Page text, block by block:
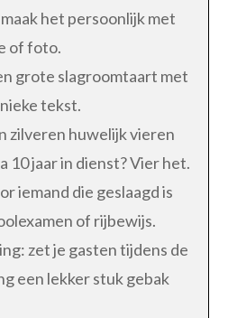
het persoonlijk met
of foto.
grote slagroomtaart met
tekst.
zilveren huwelijk vieren
10 jaar in dienst? Vier het.
iemand die geslaagd is
of rijbewijs.
zet je gasten tijdens de
een lekker stuk gebak